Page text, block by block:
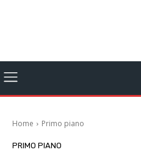
Home Primo piano
PRIMO PIANO